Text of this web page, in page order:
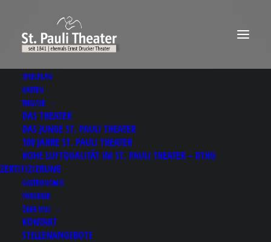
SPIELPLAN
KARTEN
THEATER
DAS THEATER
DAS JUNGE ST. PAULI THEATER
180 JAHRE ST. PAULI THEATER
HOHE LUFTQUALITÄT IM ST. PAULI THEATER – DTHG
ZERTIFIZIERUNG
GASTRONOMIE
FÖRDERER
ÜBER UNS
KONTAKT
STELLENANGEBOTE